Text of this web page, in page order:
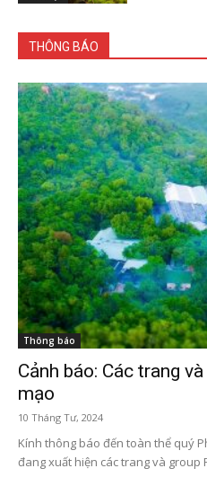
THÔNG BÁO
Thông báo
Cảnh báo: Các trang
mạo
10 Tháng Tư, 2024
Kính thông báo đến toàn thể quý
đang xuất hiện các trang và group